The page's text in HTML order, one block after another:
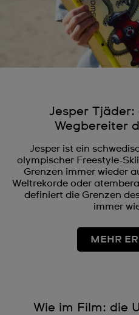
Jesper
Wegbereiter
Jesper ist ein
olympischer Freestyle-
Grenzen immer wieder
Weltrekorde oder
definiert die Grenzen
immer
MEHR
Wie im Film: die